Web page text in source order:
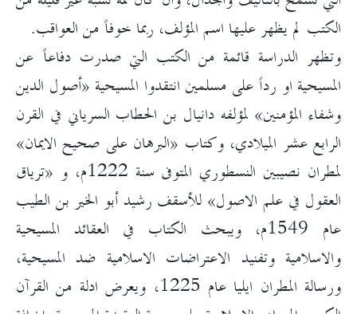
الكتب لم يظهر عليها اسم المؤلف، ربما خوفاً من العواقب.
وتظهر الدراسة قائمة من الكتب التي صدرت دفاعاً عن
المسيحية او رداً على مسلمين انتقدوا المسيحية «أصول الدين
وشفاء المؤمنين» لمؤلفه دانيال بن الحطاب السرياني في القرن
الرابع عشر الميلادي، وكتاب «البرهان على صحيح الايمان»
لمطران نصيبين النسطوري المتوفى سنة 1222م، و «ترياق
العقول في علم الاصول» للأسقف رشيد أبو الخير بن الطيب
عام 1549م، ويبحث الكتاب في العقائد المسيحية
والاسلامية وتفنيد الاعتراضات الاسلامية ضد المسيحية،
ورسالة المطران ايليا عام 1225، ويعرض ادلة من القرآن